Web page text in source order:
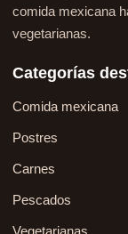
comida mexicana
vegetarianas.
Categorías
Comida mexicana
Postres
Carnes
Pescados